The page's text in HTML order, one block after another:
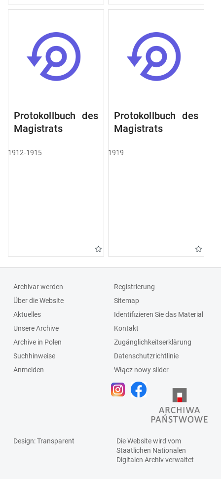
Protokollbuch des
Magistrats
1912-1915
Protokollbuch des
Magistrats
1919
Archivar werden
Über die Website
Aktuelles
Unsere Archive
Archive in Polen
Suchhinweise
Anmelden
Registrierung
Sitemap
Identifizieren Sie das Material
Kontakt
Zugänglichkeitserklärung
Datenschutzrichtlinie
Włącz nowy slider
Design: Transparent
Die Website wird vom
Staatlichen Nationalen
Digitalen Archivverwaltet